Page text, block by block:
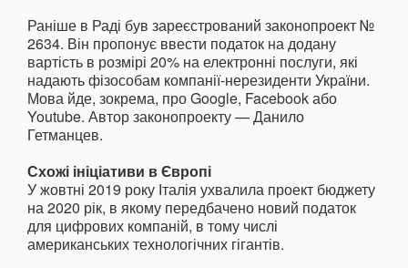
Раніше в Раді був зареєстрований законопроект №
2634. Він пропонує ввести податок на додану
вартість в розмірі 20% на електронні послуги, які
надають фізособам компанії-нерезиденти України.
Мова йде, зокрема, про Google, Facebook або
Youtube. Автор законопроекту — Данило
Гетманцев.
Схожі ініціативи в Європі
У жовтні 2019 року Італія ухвалила проект бюджету
на 2020 рік, в якому передбачено новий податок
для цифрових компаній, в тому числі
американських технологічних гігантів.